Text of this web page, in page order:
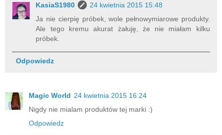
KasiaS1980
24 kwietnia 2015 15:48
Ja nie cierpię próbek, wole pełnowymiarowe produkty.
Ale tego kremu akurat żałuję, że nie miałam kilku
próbek.
Odpowiedz
Magic World 24 kwietnia 2015 16:24
Nigdy nie mialam produktów tej marki :)
Odpowiedz